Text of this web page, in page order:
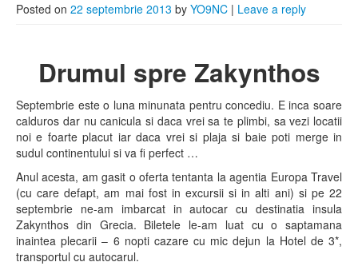
Posted on 22 septembrie 2013 by YO9NC | Leave a reply
Drumul spre Zakynthos
Septembrie este o luna minunata pentru concediu. E inca soare
calduros dar nu canicula si daca vrei sa te plimbi, sa vezi locatii
noi e foarte placut iar daca vrei si plaja si baie poti merge in
sudul continentului si va fi perfect …
Anul acesta, am gasit o oferta tentanta la agentia Europa Travel
(cu care defapt, am mai fost in excursii si in alti ani) si pe 22
septembrie ne-am imbarcat in autocar cu destinatia insula
Zakynthos din Grecia. Biletele le-am luat cu o saptamana
inaintea plecarii – 6 nopti cazare cu mic dejun la Hotel de 3*,
transportul cu autocarul.